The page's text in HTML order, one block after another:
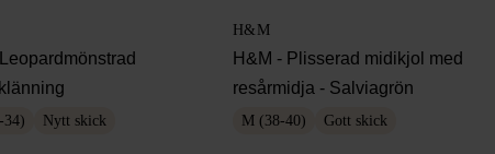
34) Nytt skick
H&M
H&M - Plisserad midikjol med
resårmidja - Salviagrön
M (38-40) Gott skick